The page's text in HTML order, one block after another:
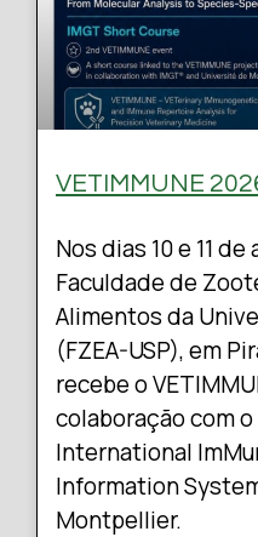
VETIMMUNE
Nos dias 10 e 11
Faculdade de
Alimentos da
(FZEA-USP), em
recebe o
colaboração com
International
Information
Montpellier.